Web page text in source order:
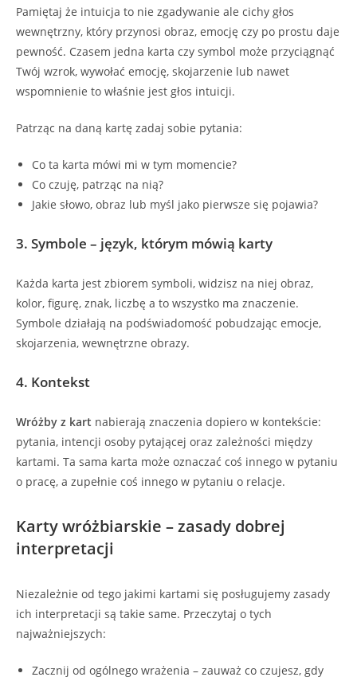
Pamiętaj że intuicja to nie zgadywanie ale cichy głos
wewnętrzny, który przynosi obraz, emocję czy po prostu daje
pewność. Czasem jedna karta czy symbol może przyciągnąć
Twój wzrok, wywołać emocję, skojarzenie lub nawet
wspomnienie to właśnie jest głos intuicji.
Patrząc na daną kartę zadaj sobie pytania:
Co ta karta mówi mi w tym momencie?
Co czuję, patrząc na nią?
Jakie słowo, obraz lub myśl jako pierwsze się pojawia?
3. Symbole – język, którym mówią karty
Każda karta jest zbiorem symboli, widzisz na niej obraz,
kolor, figurę, znak, liczbę a to wszystko ma znaczenie.
Symbole działają na podświadomość pobudzając emocje,
skojarzenia, wewnętrzne obrazy.
4. Kontekst
Wróżby z kart nabierają znaczenia dopiero w kontekście:
pytania, intencji osoby pytającej oraz zależności między
kartami. Ta sama karta może oznaczać coś innego w pytaniu
o pracę, a zupełnie coś innego w pytaniu o relacje.
Karty wróżbiarskie – zasady dobrej
interpretacji
Niezależnie od tego jakimi kartami się posługujemy zasady
ich interpretacji są takie same. Przeczytaj o tych
najważniejszych:
Zacznij od ogólnego wrażenia – zauważ co czujesz, gdy